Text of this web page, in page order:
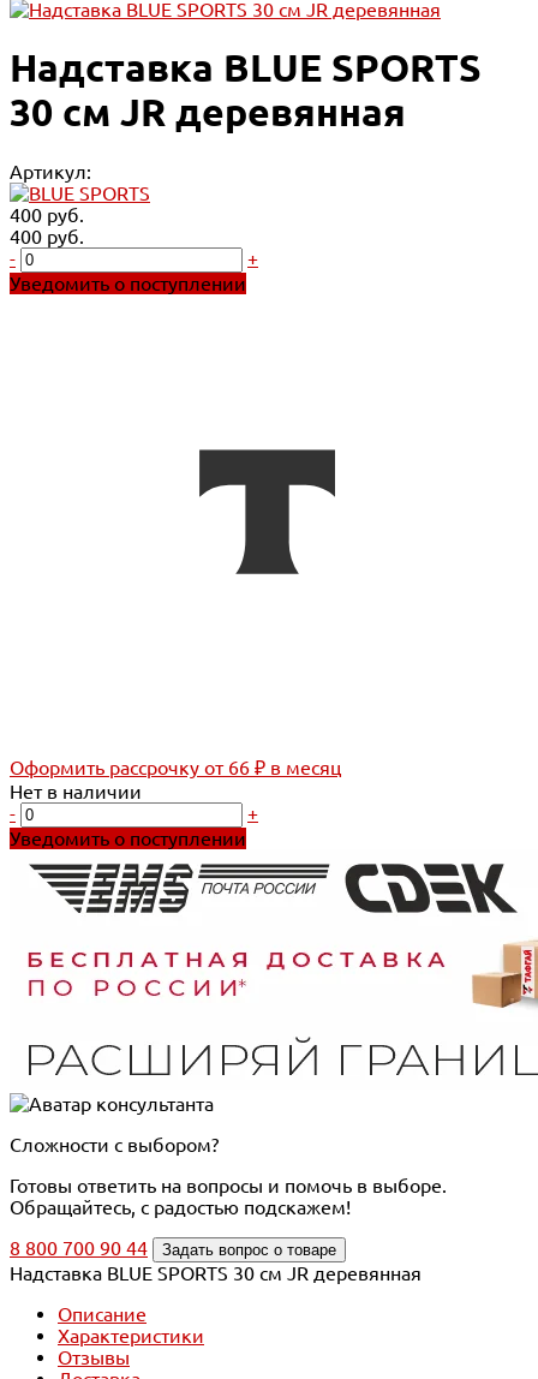
Надставка BLUE SPORTS
30 см JR деревянная
Артикул:
400 руб.
400 руб.
-
+
Уведомить о поступлении
Оформить рассрочку от 66 ₽ в месяц
Нет в наличии
-
+
Уведомить о поступлении
Сложности с выбором?
Готовы ответить на вопросы и помочь в выборе.
Обращайтесь, с радостью подскажем!
8 800 700 90 44
Задать вопрос о товаре
Надставка BLUE SPORTS 30 см JR деревянная
Описание
Характеристики
Отзывы